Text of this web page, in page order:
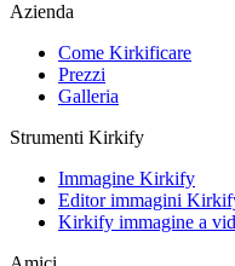
Azienda
Come Kirkificare
Prezzi
Galleria
Strumenti Kirkify
Immagine Kirkify
Editor immagini
Kirkify immagine a